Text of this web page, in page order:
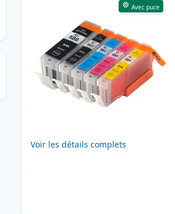
Avec puce
Voir les détails complets